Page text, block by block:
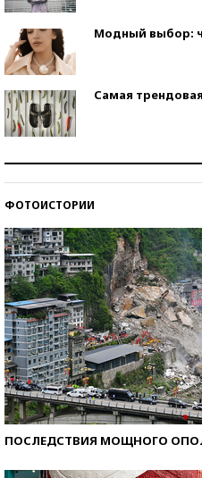
Модный выбор:
Самая
ФОТОИСТОРИИ
ПОСЛЕДСТВИЯ МОЩНОГО